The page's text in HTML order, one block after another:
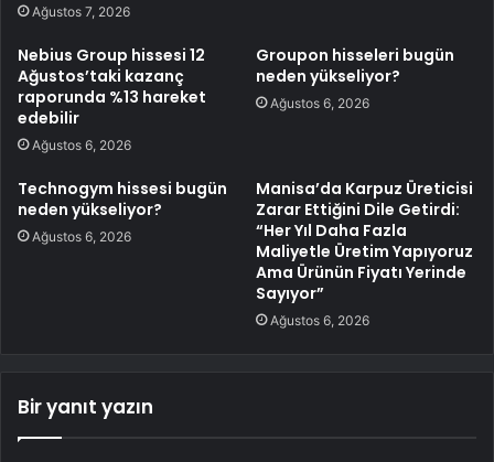
Ağustos 7, 2026
Nebius Group hissesi 12
Ağustos’taki kazanç
raporunda %13 hareket
edebilir
Ağustos 6, 2026
Groupon hisseleri bugün
neden yükseliyor?
Ağustos 6, 2026
Technogym hissesi bugün
neden yükseliyor?
Ağustos 6, 2026
Manisa’da Karpuz Üreticisi
Zarar Ettiğini Dile Getirdi:
“Her Yıl Daha Fazla
Maliyetle Üretim Yapıyoruz
Ama Ürünün Fiyatı Yerinde
Sayıyor”
Ağustos 6, 2026
Bir yanıt yazın